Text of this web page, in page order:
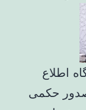
اطلاع
حکمی